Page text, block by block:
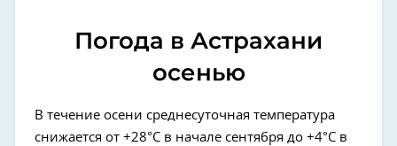
Погода в Астрахани
осенью
В течение осени среднесуточная температура
снижается от +28°C в начале сентября до +4°C в